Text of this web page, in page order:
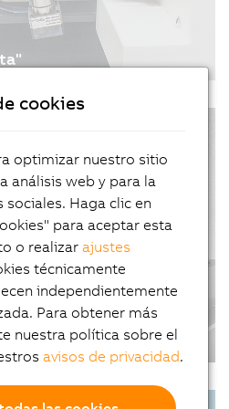
para la
años, Dieter Burri se
de máquinas
sus máquinas,
de hardware y…
productividad
actuales ocupan
cookies
optimizar nuestro sitio
análisis web y para la
Haga clic en
para aceptar esta
o realizarajustes
técnicamente
independientemente
Para obtener más
nuestra política sobre el
avisos de privacidad.